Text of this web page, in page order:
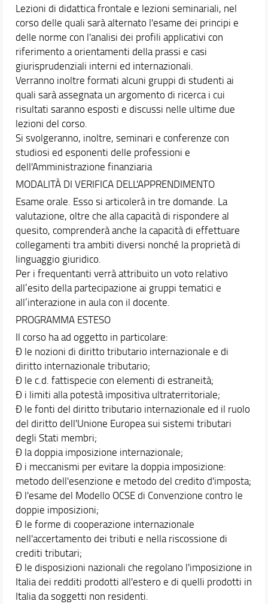
Lezioni di didattica frontale e lezioni seminariali, nel
corso delle quali sarà alternato l'esame dei principi e
delle norme con l'analisi dei profili applicativi con
riferimento a orientamenti della prassi e casi
giurisprudenziali interni ed internazionali.
Verranno inoltre formati alcuni gruppi di studenti ai
quali sarà assegnata un argomento di ricerca i cui
risultati saranno esposti e discussi nelle ultime due
lezioni del corso.
Si svolgeranno, inoltre, seminari e conferenze con
studiosi ed esponenti delle professioni e
dell'Amministrazione finanziaria
MODALITÀ DI VERIFICA DELL'APPRENDIMENTO
Esame orale. Esso si articolerà in tre domande. La
valutazione, oltre che alla capacità di rispondere al
quesito, comprenderà anche la capacità di effettuare
collegamenti tra ambiti diversi nonché la proprietà di
linguaggio giuridico.
Per i frequentanti verrà attribuito un voto relativo
all’esito della partecipazione ai gruppi tematici e
all’interazione in aula con il docente.
PROGRAMMA ESTESO
Il corso ha ad oggetto in particolare:
Ð le nozioni di diritto tributario internazionale e di
diritto internazionale tributario;
Ð le c.d. fattispecie con elementi di estraneità;
Ð i limiti alla potestà impositiva ultraterritoriale;
Ð le fonti del diritto tributario internazionale ed il ruolo
del diritto dell'Unione Europea sui sistemi tributari
degli Stati membri;
Ð la doppia imposizione internazionale;
Ð i meccanismi per evitare la doppia imposizione:
metodo dell'esenzione e metodo del credito d'imposta;
Ð l'esame del Modello OCSE di Convenzione contro le
doppie imposizioni;
Ð le forme di cooperazione internazionale
nell'accertamento dei tributi e nella riscossione di
crediti tributari;
Ð le disposizioni nazionali che regolano l'imposizione in
Italia dei redditi prodotti all'estero e di quelli prodotti in
Italia da soggetti non residenti.